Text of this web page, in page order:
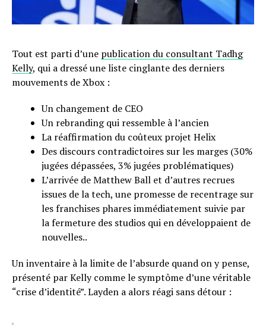
Tout est parti d’une publication du consultant Tadhg
Kelly, qui a dressé une liste cinglante des derniers
mouvements de Xbox :
Un changement de CEO
Un rebranding qui ressemble à l’ancien
La réaffirmation du coûteux projet Helix
Des discours contradictoires sur les marges (30%
jugées dépassées, 3% jugées problématiques)
L’arrivée de Matthew Ball et d’autres recrues
issues de la tech, une promesse de recentrage sur
les franchises phares immédiatement suivie par
la fermeture des studios qui en développaient de
nouvelles..
Un inventaire à la limite de l’absurde quand on y pense,
présenté par Kelly comme le symptôme d’une véritable
“crise d’identité”. Layden a alors réagi sans détour :